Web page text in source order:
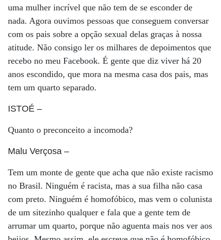
uma mulher incrível que não tem de se esconder de
nada. Agora ouvimos pessoas que conseguem conversar
com os pais sobre a opção sexual delas graças à nossa
atitude. Não consigo ler os milhares de depoimentos que
recebo no meu Facebook. É gente que diz viver há 20
anos escondido, que mora na mesma casa dos pais, mas
tem um quarto separado.
ISTOÉ –
Quanto o preconceito a incomoda?
Malu Verçosa –
Tem um monte de gente que acha que não existe racismo
no Brasil. Ninguém é racista, mas a sua filha não casa
com preto. Ninguém é homofóbico, mas vem o colunista
de um sitezinho qualquer e fala que a gente tem de
arrumar um quarto, porque não aguenta mais nos ver aos